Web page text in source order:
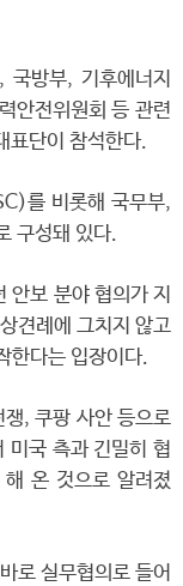
방부, 기후에너지
안전위원회 등 관련
표단이 참석한다.
를 비롯해 국무부,
구성돼 있다.
안보 분야 협의가 지
견례에 그치지 않고
한다는 입장이다.
, 쿠팡 사안 등으로
미국 측과 긴밀히 협
온 것으로 알려졌
로 실무협의로 들어